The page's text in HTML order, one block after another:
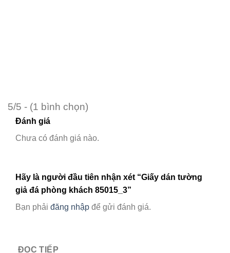
5/5 - (1 bình chọn)
Đánh giá
Chưa có đánh giá nào.
Hãy là người đầu tiên nhận xét “Giấy dán tường
giả đá phòng khách 85015_3”
Bạn phải đăng nhập để gửi đánh giá.
ĐỌC TIẾP